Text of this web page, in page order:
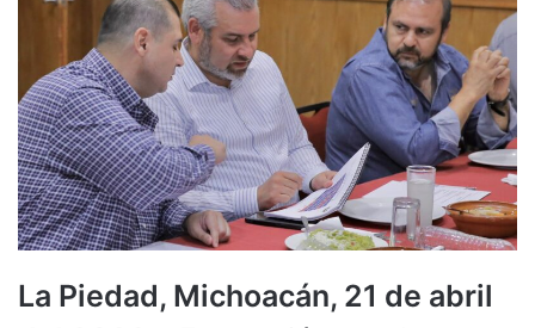
La Piedad, Michoacán, 21 de abril